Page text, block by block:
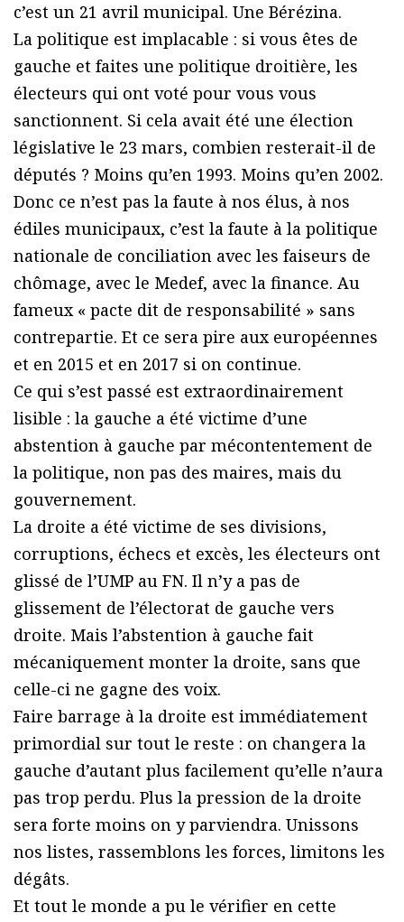
c’est un 21 avril municipal. Une Bérézina.
La politique est implacable : si vous êtes de
gauche et faites une politique droitière, les
électeurs qui ont voté pour vous vous
sanctionnent. Si cela avait été une élection
législative le 23 mars, combien resterait-il de
députés ? Moins qu’en 1993. Moins qu’en 2002.
Donc ce n’est pas la faute à nos élus, à nos
édiles municipaux, c’est la faute à la politique
nationale de conciliation avec les faiseurs de
chômage, avec le Medef, avec la finance. Au
fameux « pacte dit de responsabilité » sans
contrepartie. Et ce sera pire aux européennes
et en 2015 et en 2017 si on continue.
Ce qui s’est passé est extraordinairement
lisible : la gauche a été victime d’une
abstention à gauche par mécontentement de
la politique, non pas des maires, mais du
gouvernement.
La droite a été victime de ses divisions,
corruptions, échecs et excès, les électeurs ont
glissé de l’UMP au FN. Il n’y a pas de
glissement de l’électorat de gauche vers
droite. Mais l’abstention à gauche fait
mécaniquement monter la droite, sans que
celle-ci ne gagne des voix.
Faire barrage à la droite est immédiatement
primordial sur tout le reste : on changera la
gauche d’autant plus facilement qu’elle n’aura
pas trop perdu. Plus la pression de la droite
sera forte moins on y parviendra. Unissons
nos listes, rassemblons les forces, limitons les
dégâts.
Et tout le monde a pu le vérifier en cette